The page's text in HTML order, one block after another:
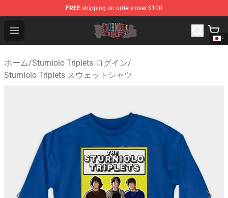
FREE shipping on orders over $100
Open menu
Sturniolo Triplets Shop - Official Sturniolo Triplets
ホーム/Sturniolo Triplets ログイン/
Sturniolo Triplets スウェットシャツ